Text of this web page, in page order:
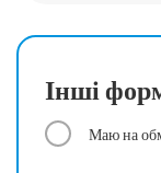
Інші
Маю на